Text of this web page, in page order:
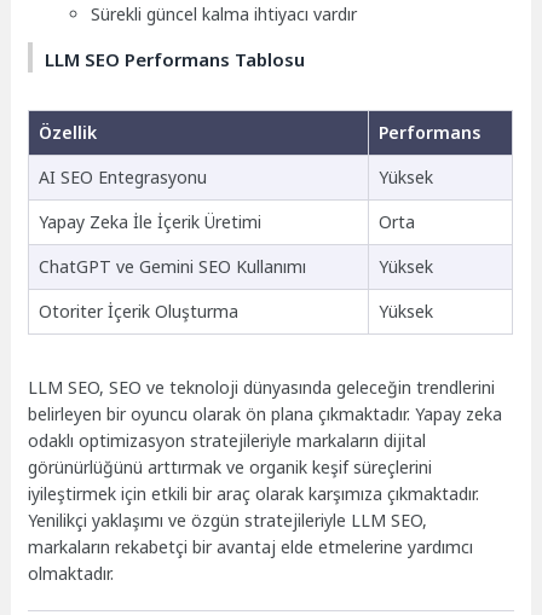
Sürekli güncel kalma ihtiyacı vardır
LLM SEO Performans Tablosu
Özellik
Performans
AI SEO Entegrasyonu
Yüksek
Yapay Zeka İle İçerik Üretimi
Orta
ChatGPT ve Gemini SEO Kullanımı
Yüksek
Otoriter İçerik Oluşturma
Yüksek
LLM SEO, SEO ve teknoloji dünyasında geleceğin trendlerini
belirleyen bir oyuncu olarak ön plana çıkmaktadır. Yapay zeka
odaklı optimizasyon stratejileriyle markaların dijital
görünürlüğünü arttırmak ve organik keşif süreçlerini
iyileştirmek için etkili bir araç olarak karşımıza çıkmaktadır.
Yenilikçi yaklaşımı ve özgün stratejileriyle LLM SEO,
markaların rekabetçi bir avantaj elde etmelerine yardımcı
olmaktadır.